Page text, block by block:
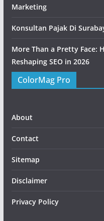
Marketing
Konsultan Pajak Di
More Than a Pretty Face:
Reshaping SEO in 2026
ColorMag Pro
About
Contact
Sitemap
Disclaimer
Privacy Policy